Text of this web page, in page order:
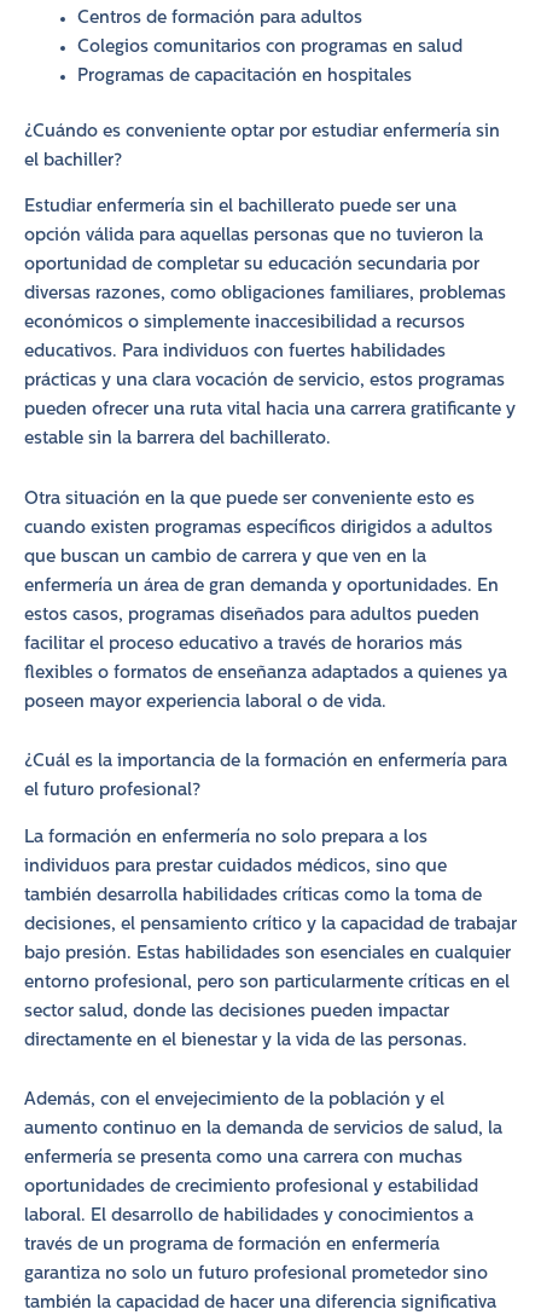
Centros de formación para adultos
Colegios comunitarios con programas en salud
Programas de capacitación en hospitales
¿Cuándo es conveniente optar por estudiar enfermería sin
el bachiller?
Estudiar enfermería sin el bachillerato puede ser una
opción válida para aquellas personas que no tuvieron la
oportunidad de completar su educación secundaria por
diversas razones, como obligaciones familiares, problemas
económicos o simplemente inaccesibilidad a recursos
educativos. Para individuos con fuertes habilidades
prácticas y una clara vocación de servicio, estos programas
pueden ofrecer una ruta vital hacia una carrera gratificante y
estable sin la barrera del bachillerato.
Otra situación en la que puede ser conveniente esto es
cuando existen programas específicos dirigidos a adultos
que buscan un cambio de carrera y que ven en la
enfermería un área de gran demanda y oportunidades. En
estos casos, programas diseñados para adultos pueden
facilitar el proceso educativo a través de horarios más
flexibles o formatos de enseñanza adaptados a quienes ya
poseen mayor experiencia laboral o de vida.
¿Cuál es la importancia de la formación en enfermería para
el futuro profesional?
La formación en enfermería no solo prepara a los
individuos para prestar cuidados médicos, sino que
también desarrolla habilidades críticas como la toma de
decisiones, el pensamiento crítico y la capacidad de trabajar
bajo presión. Estas habilidades son esenciales en cualquier
entorno profesional, pero son particularmente críticas en el
sector salud, donde las decisiones pueden impactar
directamente en el bienestar y la vida de las personas.
Además, con el envejecimiento de la población y el
aumento continuo en la demanda de servicios de salud, la
enfermería se presenta como una carrera con muchas
oportunidades de crecimiento profesional y estabilidad
laboral. El desarrollo de habilidades y conocimientos a
través de un programa de formación en enfermería
garantiza no solo un futuro profesional prometedor sino
también la capacidad de hacer una diferencia significativa